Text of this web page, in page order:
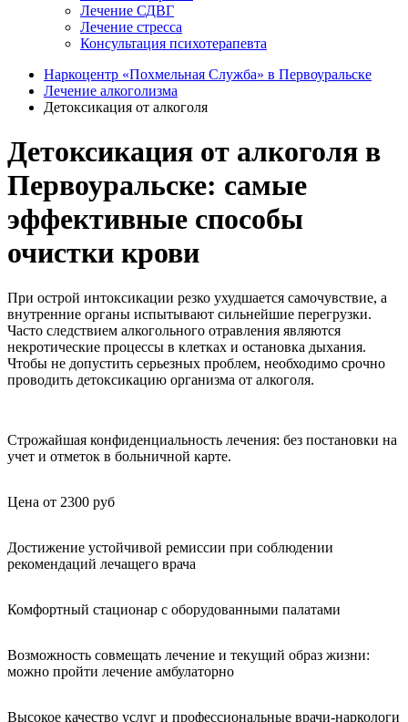
Лечение СДВГ
Лечение стресса
Консультация психотерапевта
Наркоцентр «Похмельная Служба» в Первоуральске
Лечение алкоголизма
Детоксикация от алкоголя
Детоксикация от алкоголя в
Первоуральске: самые
эффективные способы
очистки крови
При острой интоксикации резко ухудшается самочувствие, а
внутренние органы испытывают сильнейшие перегрузки.
Часто следствием алкогольного отравления являются
некротические процессы в клетках и остановка дыхания.
Чтобы не допустить серьезных проблем, необходимо срочно
проводить детоксикацию организма от алкоголя.
Строжайшая конфиденциальность лечения: без постановки на
учет и отметок в больничной карте.
Цена от 2300 руб
Достижение устойчивой ремиссии при соблюдении
рекомендаций лечащего врача
Комфортный стационар с оборудованными палатами
Возможность совмещать лечение и текущий образ жизни:
можно пройти лечение амбулаторно
Высокое качество услуг и профессиональные врачи-наркологи